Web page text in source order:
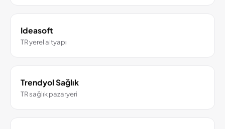
Ideasoft
TR yerel altyapı
Trendyol Sağlık
TR sağlık pazaryeri